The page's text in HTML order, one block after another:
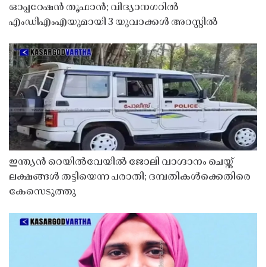
ഓപ്പറേഷൻ തൂഫാൻ; വിദ്യാനഗറിൽ
എംഡിഎംഎയുമായി 3 യുവാക്കൾ അറസ്റ്റിൽ
ഇന്ത്യൻ റെയിൽവേയിൽ ജോലി വാഗ്ദാനം ചെയ്ത്
ലക്ഷങ്ങൾ തട്ടിയെന്ന പരാതി; ദമ്പതികൾക്കെതിരെ
കേസെടുത്തു